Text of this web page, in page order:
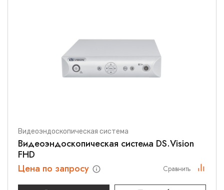
Видеоэндоскопическая система
Видеоэндоскопическая система DS.Vision
FHD
Цена по запросу
Сравнить